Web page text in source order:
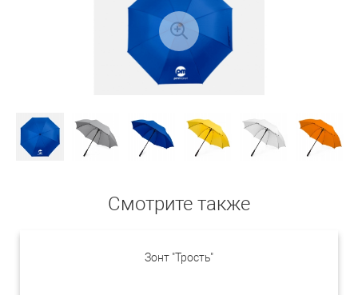
Смотрите также
Зонт "Трость"